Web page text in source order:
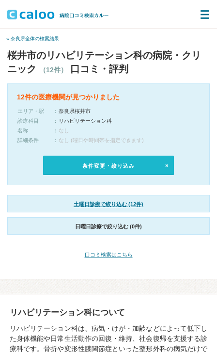
« 奈良県全体の検索結果
桜井市のリハビリテーション科の病院・クリ
ニック
（12件） 口コミ・評判
12件の医療機関が見つかりました
エリア・駅
奈良県桜井市
診療科目
リハビリテーション科
名称
なし
詳細条件
なし (曜日や時間帯を指定できます)
条件変更・絞り込み
土曜日診療で絞り込む (12件)
日曜日診療で絞り込む (0件)
口コミ検索はこちら
リハビリテーション科について
リハビリテーション科は、病気・けが・加齢などによって低下し
た身体機能や日常生活動作の回復・維持、社会復帰を支援する診
療科です。骨折や変形性膝関節症といった整形外科の病気だけで